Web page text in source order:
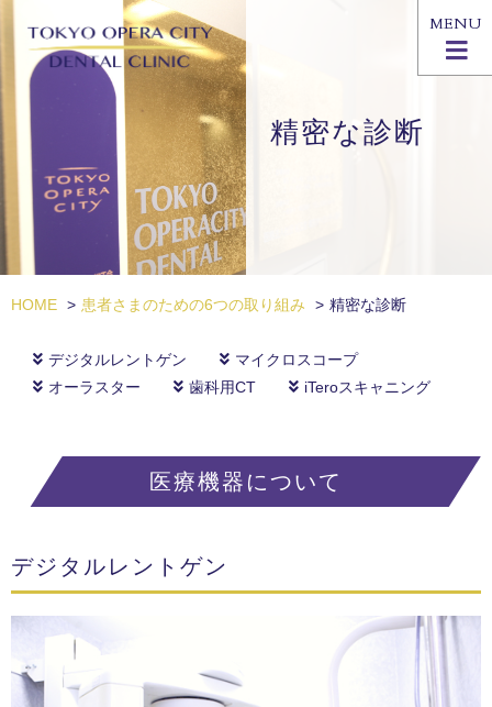
MENU
精密な診断
HOME > 患者さまのための6つの取り組み > 精密な診断
デジタルレントゲン
マイクロスコープ
オーラスター
歯科用CT iTeroスキャニング
医療機器について
デジタルレントゲン